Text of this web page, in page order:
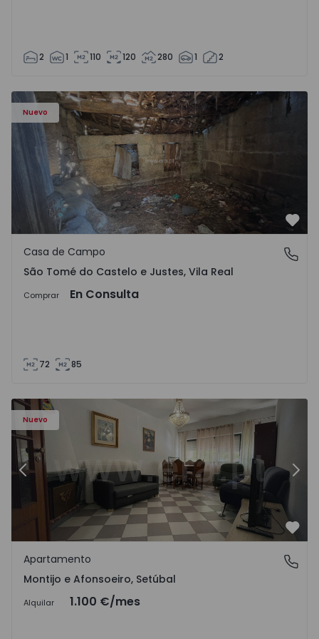
2 1 110 120 280 1 2
Nuevo
Casa Vila Real, São Tomé do Castelo e Justes - 1575189 - 1
São Tomé do Castelo e Justes, Vila Real
Casa de Campo
São Tomé do Castelo e Justes, Vila Real
Comprar En Consulta
72 85
Nuevo
- 1
Apartamento T2 Montijo, Montijo e Afonsoeiro -
Anterior
Montijo e Afonsoeiro, Setúbal
Apartamento
Montijo e Afonsoeiro, Setúbal
Alquilar 1.100 €/mes